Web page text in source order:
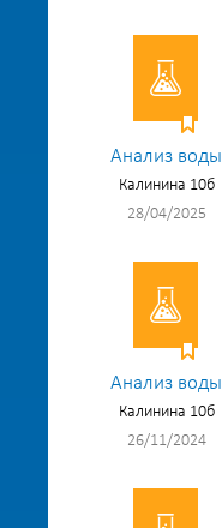
Анализ воды
Калинина 10б
28/04/2025
Анализ воды
Калинина 10б
26/11/2024